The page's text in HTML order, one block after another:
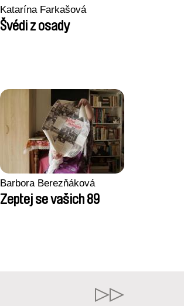
Katarína Farkašová
Švédi z osady
Barbora Berezňáková
Zeptej se vašich 89